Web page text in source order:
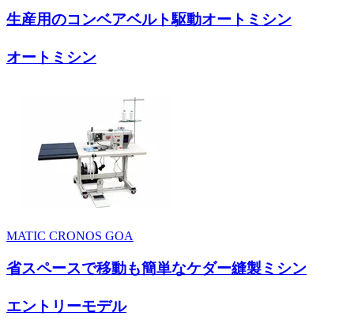
生産用のコンベアベルト駆動オートミシン
オートミシン
MATIC CRONOS GOA
省スペースで移動も簡単なケダー縫製ミシン
エントリーモデル